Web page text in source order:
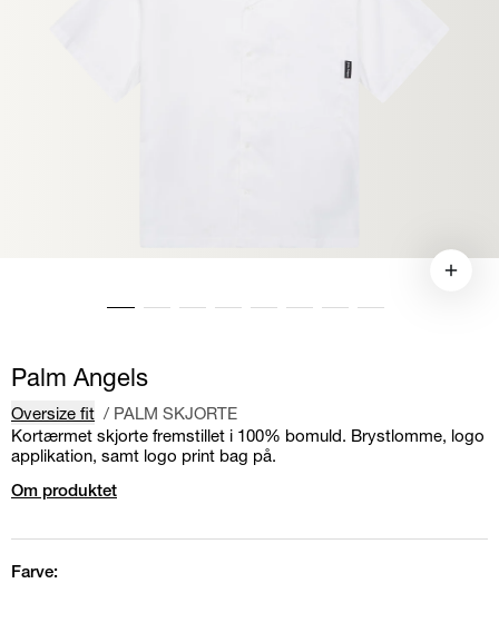
Palm Angels
Oversize fit / PALM SKJORTE
Kortærmet skjorte fremstillet i 100% bomuld. Brystlomme, logo
applikation, samt logo print bag på.
Om produktet
Farve: